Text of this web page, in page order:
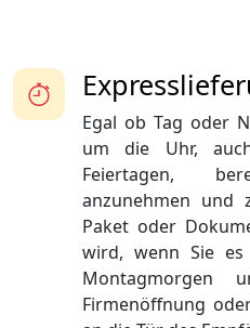
Egal ob Tag oder
um die Uhr,
Feiertagen,
anzunehmen und
Paket oder
wird, wenn Sie es
Firmenöffnung